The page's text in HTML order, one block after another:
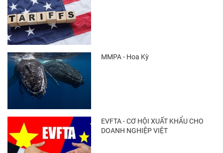
MMPA - Hoa Kỳ
EVFTA - CƠ HỘI XUẤT KHẨU CHO
DOANH NGHIỆP VIỆT